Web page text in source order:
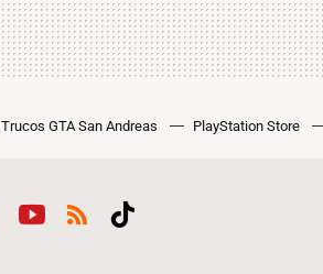
Trucos GTA San Andreas PlayStation Store